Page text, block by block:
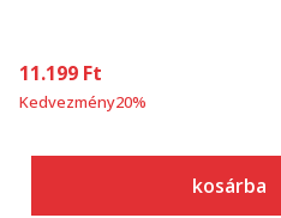
11.199 Ft
Kedvezmény20%
kosárba